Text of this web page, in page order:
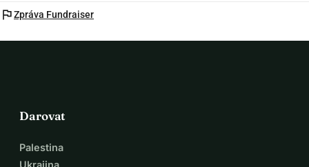
flagZpráva Fundraiser
Darovat
Palestina
Ukrajina